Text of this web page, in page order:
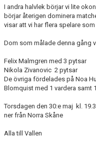
STYRELSE/SEKTIONER
OM SUFC
I andra halvlek börjar vi lite
börjar återigen dominera
visar att vi har flera spelare
Dom som målade denna gång
Felix Malmgren med 3 pytsar
Nikola Zivanovic 2 pytsar
De övriga fördelades på Noa
Blomquist med 1 vardera samt
Torsdagen den 30:e maj kl.
ner från Norra Skåne
Alla till Vallen